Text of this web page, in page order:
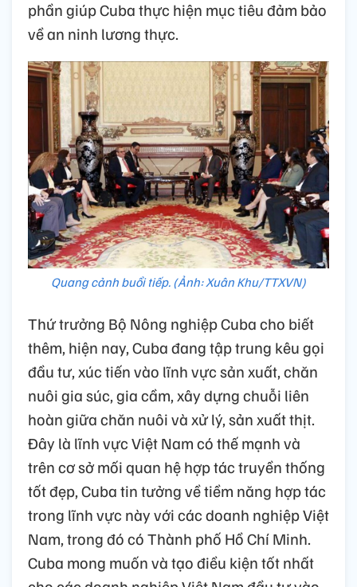
phần giúp Cuba thực hiện mục tiêu đảm bảo
về an ninh lương thực.
Quang cảnh buổi tiếp. (Ảnh: Xuân Khu/TTXVN)
Thứ trưởng Bộ Nông nghiệp Cuba cho biết
thêm, hiện nay, Cuba đang tập trung kêu gọi
đầu tư, xúc tiến vào lĩnh vực sản xuất, chăn
nuôi gia súc, gia cầm, xây dựng chuỗi liên
hoàn giữa chăn nuôi và xử lý, sản xuất thịt.
Đây là lĩnh vực Việt Nam có thế mạnh và
trên cơ sở mối quan hệ hợp tác truyền thống
tốt đẹp, Cuba tin tưởng về tiềm năng hợp tác
trong lĩnh vực này với các doanh nghiệp Việt
Nam, trong đó có Thành phố Hồ Chí Minh.
Cuba mong muốn và tạo điều kiện tốt nhất